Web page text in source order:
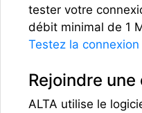
tester votre
débit minimal de 1
Testez la
Rejoindre
ALTA utilise le